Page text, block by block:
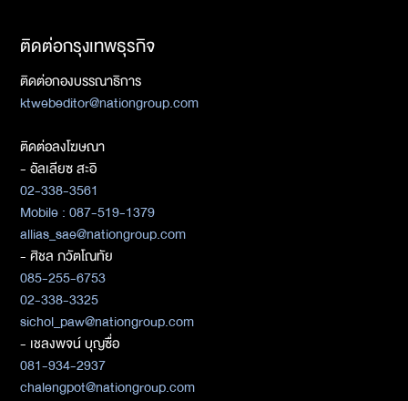
ติดต่อกรุงเทพธุรกิจ
ติดต่อกองบรรณาธิการ
ktwebeditor@nationgroup.com
ติดต่อลงโฆษณา
- อัลเลียซ สะอิ
02-338-3561
Mobile : 087-519-1379
allias_sae@nationgroup.com
- ศิชล ภวัตโณทัย
085-255-6753
02-338-3325
sichol_paw@nationgroup.com
- เชลงพจน์ บุญซื่อ
081-934-2937
chalengpot@nationgroup.com